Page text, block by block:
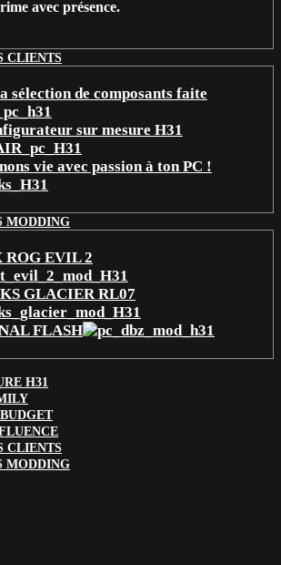
avec présence.
CLIENTS
sélection de composants faite
sur mesure H31
vie avec passion à ton PC !
MODDING
ROG EVIL 2
GLACIER RL07
FLASH
H31
CLIENTS
MODDING